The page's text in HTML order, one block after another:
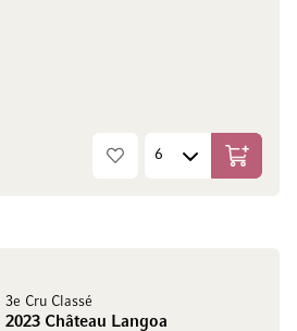
In den
3e Cru Classé
2023 Château Langoa